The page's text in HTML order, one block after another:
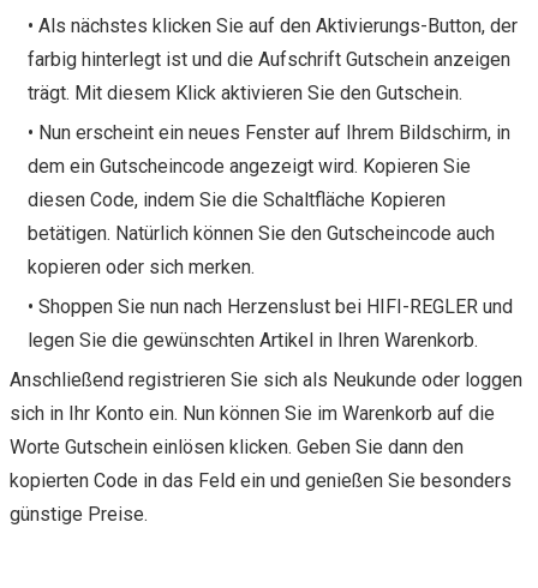
• Als nächstes klicken Sie auf den Aktivierungs-Button, der
farbig hinterlegt ist und die Aufschrift Gutschein anzeigen
trägt. Mit diesem Klick aktivieren Sie den Gutschein.
• Nun erscheint ein neues Fenster auf Ihrem Bildschirm, in
dem ein Gutscheincode angezeigt wird. Kopieren Sie
diesen Code, indem Sie die Schaltfläche Kopieren
betätigen. Natürlich können Sie den Gutscheincode auch
kopieren oder sich merken.
• Shoppen Sie nun nach Herzenslust bei HIFI-REGLER und
legen Sie die gewünschten Artikel in Ihren Warenkorb.
Anschließend registrieren Sie sich als Neukunde oder loggen
sich in Ihr Konto ein. Nun können Sie im Warenkorb auf die
Worte Gutschein einlösen klicken. Geben Sie dann den
kopierten Code in das Feld ein und genießen Sie besonders
günstige Preise.